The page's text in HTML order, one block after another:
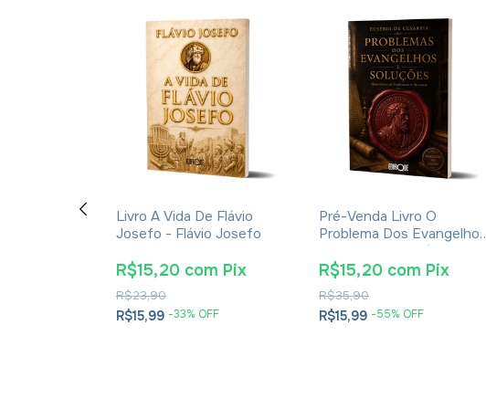
Livro A Vida De Flávio
Josefo - Flávio Josefo
R$15,99 -33% OFF
R$23,90
R$15,20 com Pix
Pré-Venda Livro O
Problema Dos Evangelhos
E Soluções- Eusébio De
Cesareia
R$15,99 -55% OFF
R$35,90
R$15,20 com Pix